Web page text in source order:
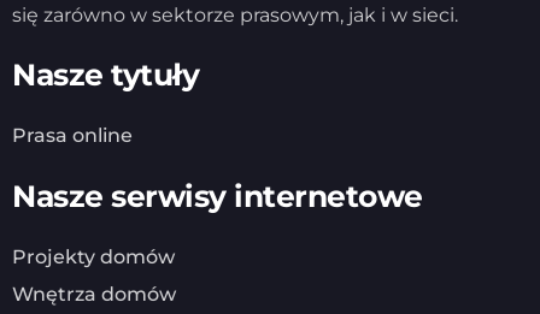
się zarówno w sektorze prasowym, jak i w sieci.
Nasze tytuły
Prasa online
Nasze serwisy internetowe
Projekty domów
Wnętrza domów